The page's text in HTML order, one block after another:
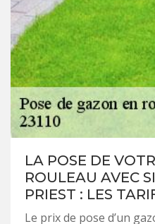
LA POSE DE
ROULEAU AVEC
PRIEST : LES
Le prix de pose d’un